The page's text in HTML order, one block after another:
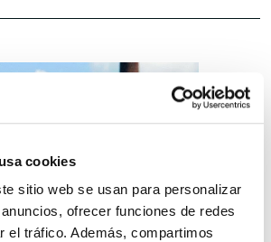
cookies
sitio web se usan para personalizar
ofrecer funciones de redes
el tráfico. Además, compartimos